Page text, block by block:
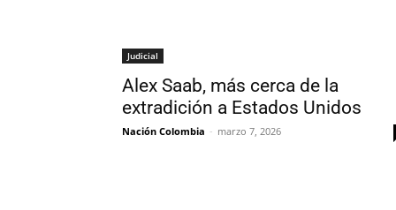
Judicial
Alex Saab, más cerca de la
extradición a Estados Unidos
Nación Colombia - marzo 7, 2026